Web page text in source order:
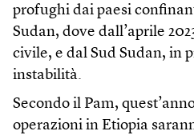
profughi dai paesi
Sudan, dove dall’aprile
civile, e dal Sud Sudan, in
instabilità.
Secondo il Pam,
operazioni in Etiopia